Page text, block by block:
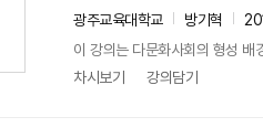
광주교육대학교 방기혁
이 강의는 다문화사회의 형성 배
차시보기
강의담기